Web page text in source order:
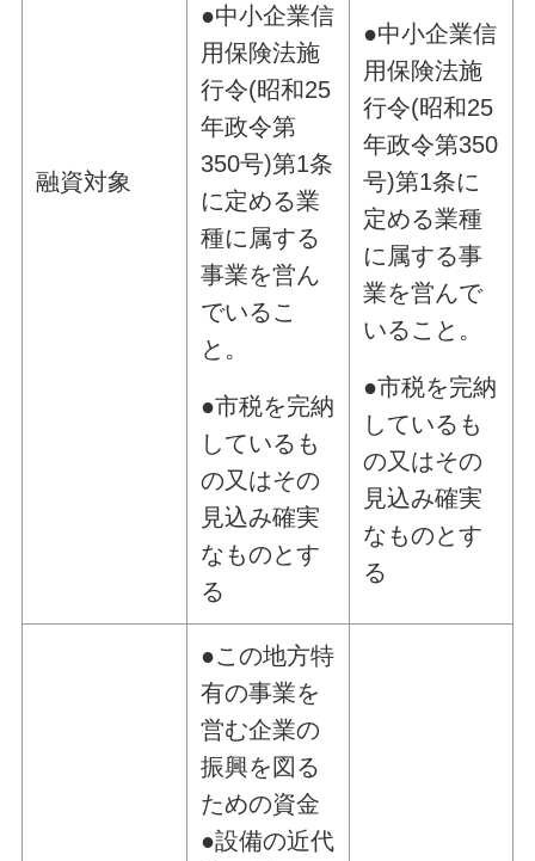
融資対象
●中小企業信
用保険法施
行令(昭和25
年政令第
350号)第1条
に定める業
種に属する
事業を営ん
でいるこ
と。
●市税を完納
しているも
の又はその
見込み確実
なものとす
る
●中小企業信
用保険法施
行令(昭和25
年政令第350
号)第1条に
定める業種
に属する事
業を営んで
いること。
●市税を完納
しているも
の又はその
見込み確実
なものとす
る
●この地方特
有の事業を
営む企業の
振興を図る
ための資金
●設備の近代